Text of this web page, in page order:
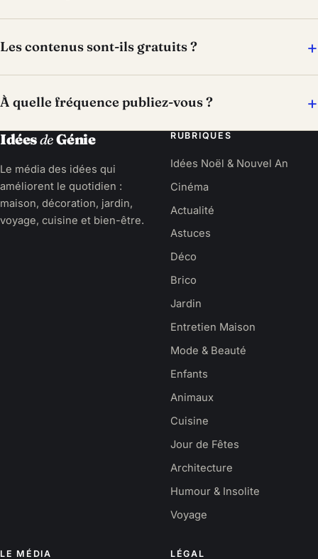
Les contenus sont-ils gratuits ?
À quelle fréquence publiez-vous ?
IdéesdeGénie
Le média des idées qui
améliorent le quotidien :
maison, décoration, jardin,
voyage, cuisine et bien-être.
RUBRIQUES
Idées Noël & Nouvel An
Cinéma
Actualité
Astuces
Déco
Brico
Jardin
Entretien Maison
Mode & Beauté
Enfants
Animaux
Cuisine
Jour de Fêtes
Architecture
Humour & Insolite
Voyage
LE MÉDIA LÉGAL